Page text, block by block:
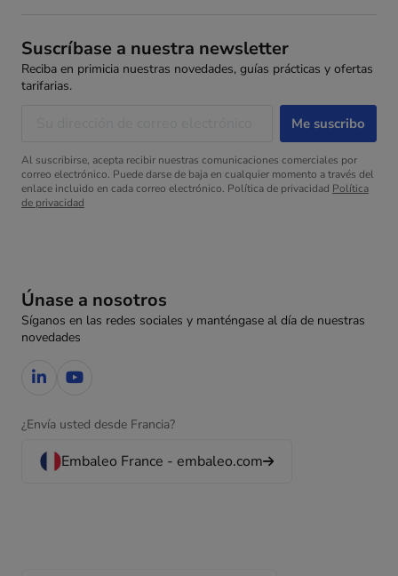
Únase a nosotros
Síganos en las redes sociales y manténgase al día de nuestras
novedades
¿Envía usted desde Francia?
Embaleo France - embaleo.com
Suscríbase a nuestra newsletter
Reciba en primicia nuestras novedades, guías prácticas y ofertas
tarifarias.
Al suscribirse, acepta recibir nuestras comunicaciones comerciales por
correo electrónico. Puede darse de baja en cualquier momento a través del
enlace incluido en cada correo electrónico. Política de privacidad Política
de privacidad